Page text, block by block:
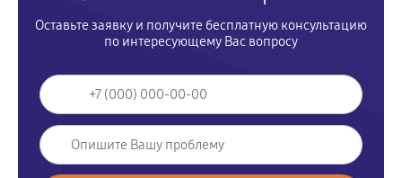
Оставьте заявку и получите бесплатную консультацию
по интересующему Вас вопросу